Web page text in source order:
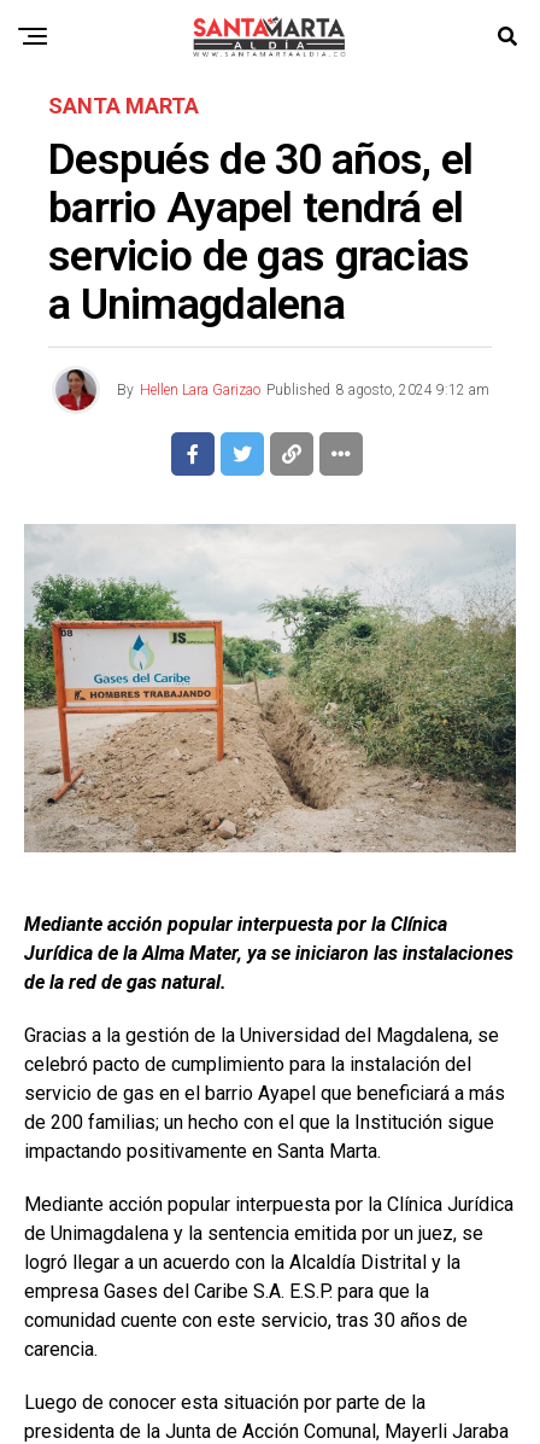
SANTA MARTA
Después de 30 años, el
barrio Ayapel tendrá el
servicio de gas gracias
a Unimagdalena
By Hellen Lara Garizao Published 8 agosto, 2024 9:12 am
Mediante acción popular interpuesta por la Clínica
Jurídica de la Alma Mater, ya se iniciaron las instalaciones
de la red de gas natural.
Gracias a la gestión de la Universidad del Magdalena, se
celebró pacto de cumplimiento para la instalación del
servicio de gas en el barrio Ayapel que beneficiará a más
de 200 familias; un hecho con el que la Institución sigue
impactando positivamente en Santa Marta.
Mediante acción popular interpuesta por la Clínica Jurídica
de Unimagdalena y la sentencia emitida por un juez, se
logró llegar a un acuerdo con la Alcaldía Distrital y la
empresa Gases del Caribe S.A. E.S.P. para que la
comunidad cuente con este servicio, tras 30 años de
carencia.
Luego de conocer esta situación por parte de la
presidenta de la Junta de Acción Comunal, Mayerli Jaraba